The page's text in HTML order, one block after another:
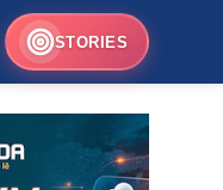
STORIES